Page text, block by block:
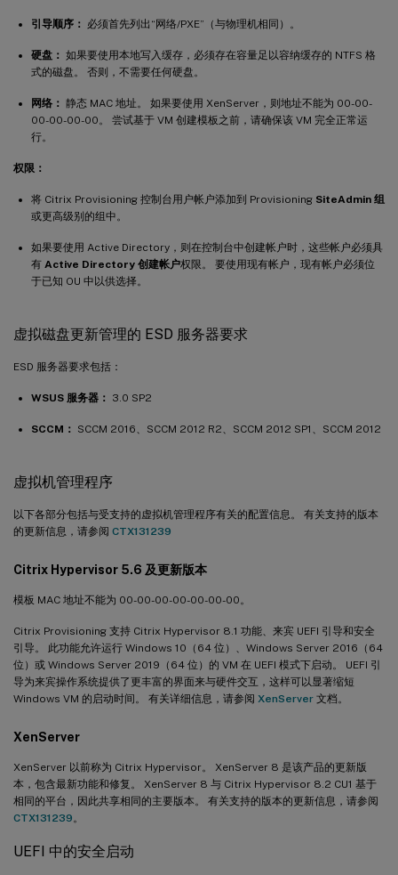
引导顺序： 必须首先列出“网络/PXE”（与物理机相同）。
硬盘： 如果要使用本地写入缓存，必须存在容量足以容纳缓存的 NTFS 格
式的磁盘。 否则，不需要任何硬盘。
网络： 静态 MAC 地址。 如果要使用 XenServer，则地址不能为 00-00-
00-00-00-00。 尝试基于 VM 创建模板之前，请确保该 VM 完全正常运
行。
权限：
将 Citrix Provisioning 控制台用户帐户添加到 Provisioning SiteAdmin 组
或更高级别的组中。
如果要使用 Active Directory，则在控制台中创建帐户时，这些帐户必须具
有 Active Directory 创建帐户权限。 要使用现有帐户，现有帐户必须位
于已知 OU 中以供选择。
虚拟磁盘更新管理的 ESD 服务器要求
ESD 服务器要求包括：
WSUS 服务器： 3.0 SP2
SCCM： SCCM 2016、SCCM 2012 R2、SCCM 2012 SP1、SCCM 2012
虚拟机管理程序
以下各部分包括与受支持的虚拟机管理程序有关的配置信息。 有关支持的版本
的更新信息，请参阅 CTX131239
Citrix Hypervisor 5.6 及更新版本
模板 MAC 地址不能为 00-00-00-00-00-00-00。
Citrix Provisioning 支持 Citrix Hypervisor 8.1 功能、来宾 UEFI 引导和安全
引导。 此功能允许运行 Windows 10（64 位）、Windows Server 2016（64
位）或 Windows Server 2019（64 位）的 VM 在 UEFI 模式下启动。 UEFI 引
导为来宾操作系统提供了更丰富的界面来与硬件交互，这样可以显著缩短
Windows VM 的启动时间。 有关详细信息，请参阅 XenServer 文档。
XenServer
XenServer 以前称为 Citrix Hypervisor。 XenServer 8 是该产品的更新版
本，包含最新功能和修复。 XenServer 8 与 Citrix Hypervisor 8.2 CU1 基于
相同的平台，因此共享相同的主要版本。 有关支持的版本的更新信息，请参阅
CTX131239 。
UEFI 中的安全启动